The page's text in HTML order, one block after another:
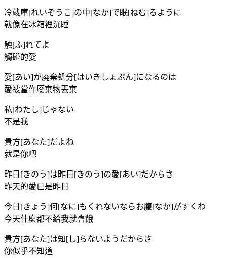
冷蔵庫[れいぞうこ]の中[なか]で眠[ねむ]るように
就像在冰箱裡沉睡
触[ふ]れてよ
觸碰的愛
愛[あい]が廃棄処分[はいきしょぶん]になるのは
愛被當作廢棄物丟棄
私[わたし]じゃない
不是我
貴方[あなた]だよね
就是你吧
昨日[きのう]は昨日[きのう]の愛[あい]だからさ
昨天的愛已是昨日
今日[きょう]何[なに]もくれないならお腹[なか]がすくわ
今天什麼都不給我就會餓
貴方[あなた]は知[し]らないようだからさ
你似乎不知道